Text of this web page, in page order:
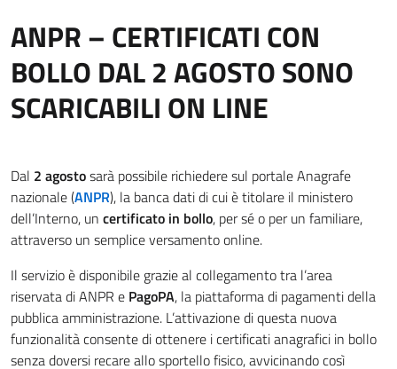
ANPR – CERTIFICATI CON
BOLLO DAL 2 AGOSTO SONO
SCARICABILI ON LINE
Dal 2 agostosarà possibile richiedere sul portale Anagrafe
nazionale (ANPR), la banca dati di cui è titolare il ministero
dell’Interno, un certificato in bollo, per sé o per un familiare,
attraverso un semplice versamento online.
Il servizio è disponibile grazie al collegamento tra l’area
riservata di ANPR e PagoPA, la piattaforma di pagamenti della
pubblica amministrazione. L’attivazione di questa nuova
funzionalità consente di ottenere i certificati anagrafici in bollo
senza doversi recare allo sportello fisico, avvicinando così